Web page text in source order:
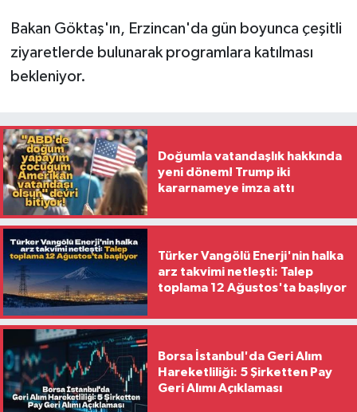
Bakan Göktaş'ın, Erzincan'da gün boyunca çeşitli
ziyaretlerde bulunarak programlara katılması
bekleniyor.
Doğumla vatandaşlık hakkında
yeni dönem! Trump iki
kararnameye imza attı
Türker Vangölü Enerji'nin halka
arz takvimi netleşti: Talep
toplama 12 Ağustos'ta başlıyor
Borsa İstanbul'da Geri Alım
Hareketliliği: 5 Şirketten Pay
Geri Alımı Açıklaması